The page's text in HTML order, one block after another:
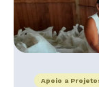
Apoio a